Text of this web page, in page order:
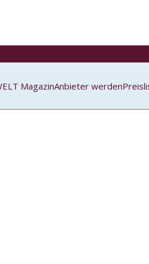
MagazinAnbieter werden